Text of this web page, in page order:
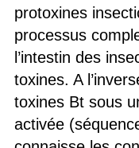
protoxines
processus
l’intestin des
toxines. A
toxines Bt sous
activée